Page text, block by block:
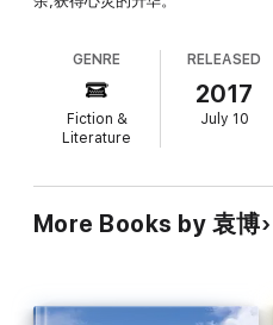
GENRE
Fiction &
Literature
RELEASED
2017
July 10
More Books by 袁博